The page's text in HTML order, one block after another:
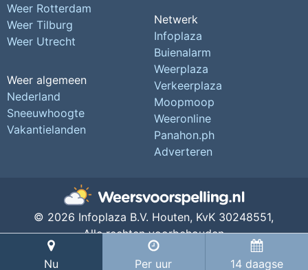
Nu Per uur 14 daagse
Weer Rotterdam
Weer Tilburg
Weer Utrecht
Weer algemeen
Nederland
Sneeuwhoogte
Vakantielanden
Netwerk
Infoplaza
Buienalarm
Weerplaza
Verkeerplaza
Moopmoop
Weeronline
Panahon.ph
Adverteren
© 2026 Infoplaza B.V. Houten, KvK 30248551,
Alle rechten voorbehouden
Privacy Instellingen